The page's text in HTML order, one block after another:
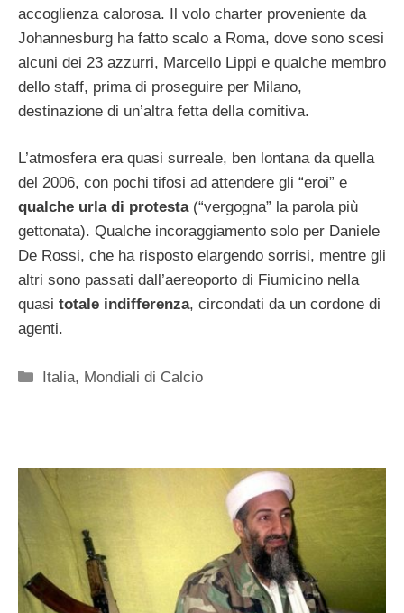
accoglienza calorosa. Il volo charter proveniente da
Johannesburg ha fatto scalo a Roma, dove sono scesi
alcuni dei 23 azzurri, Marcello Lippi e qualche membro
dello staff, prima di proseguire per Milano,
destinazione di un’altra fetta della comitiva.
L’atmosfera era quasi surreale, ben lontana da quella
del 2006, con pochi tifosi ad attendere gli “eroi” e
qualche urla di protesta(“vergogna” la parola più
gettonata). Qualche incoraggiamento solo per Daniele
De Rossi, che ha risposto elargendo sorrisi, mentre gli
altri sono passati dall’aereoporto di Fiumicino nella
quasi totale indifferenza, circondati da un cordone di
agenti.
Categorie
Italia, Mondiali di Calcio